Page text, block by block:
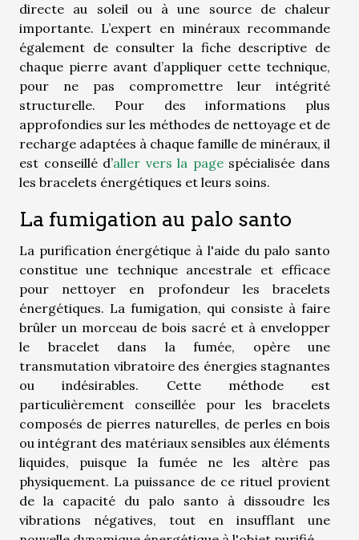
directe au soleil ou à une source de chaleur
importante. L’expert en minéraux recommande
également de consulter la fiche descriptive de
chaque pierre avant d’appliquer cette technique,
pour ne pas compromettre leur intégrité
structurelle. Pour des informations plus
approfondies sur les méthodes de nettoyage et de
recharge adaptées à chaque famille de minéraux, il
est conseillé d’aller vers la pagespécialisée dans
les bracelets énergétiques et leurs soins.
La fumigation au palo santo
La purification énergétique à l'aide du palo santo
constitue une technique ancestrale et efficace
pour nettoyer en profondeur les bracelets
énergétiques. La fumigation, qui consiste à faire
brûler un morceau de bois sacré et à envelopper
le bracelet dans la fumée, opère une
transmutation vibratoire des énergies stagnantes
ou indésirables. Cette méthode est
particulièrement conseillée pour les bracelets
composés de pierres naturelles, de perles en bois
ou intégrant des matériaux sensibles aux éléments
liquides, puisque la fumée ne les altère pas
physiquement. La puissance de ce rituel provient
de la capacité du palo santo à dissoudre les
vibrations négatives, tout en insufflant une